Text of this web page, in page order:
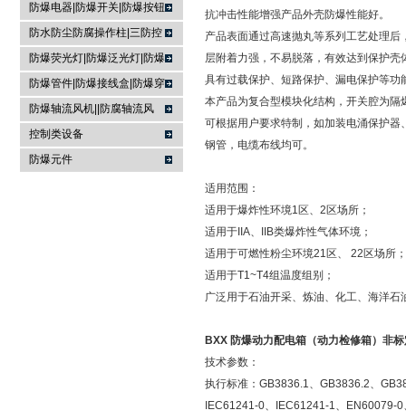
防爆电器|防爆开关|防爆按钮
防水防尘防腐操作柱|三防控
制箱|
防爆荧光灯|防爆泛光灯|防爆
投光灯▏防爆应急灯
防爆管件|防爆接线盒|防爆穿
线盒|防爆活接头|防爆挠性管
防爆轴流风机||防腐轴流风
机|防爆排风扇
控制类设备
防爆元件
抗冲击性能增强产品外壳防爆性能好。
产品表面通过高速抛丸等系列工艺处理
层附着力强，不易脱落，有效达到保护
具有过载保护、短路保护、漏电保护等功
本产品为复合型模块化结构，开关腔为
可根据用户要求特制，如加装电涌保护
钢管，电缆布线均可。
适用范围：
适用于爆炸性环境1区、2区场所；
适用于IIA、IIB类爆炸性气体环境；
适用于可燃性粉尘环境21区、 22区场所；
适用于T1~T4组温度组别；
广泛用于石油开采、炼油、化工、海洋
BXX 防爆动力配电箱（动力检修箱）非
技术参数：
执行标准：GB3836.1、GB3836.2、
IEC61241-0、IEC61241-1、